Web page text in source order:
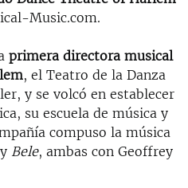
Music.com.
primera directora musical
, el Teatro de la Danza
y se volcó en establecer
su escuela de música y
compuso la música
Bele, ambas con Geoffrey